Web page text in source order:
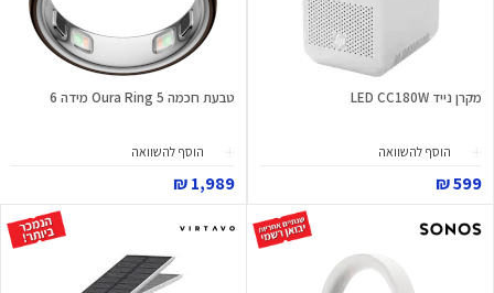
מקרן נייד LED CC180W
הוסף להשוואה
599 ₪
טבעת חכמה Oura Ring 5 מידה 6
הוסף להשוואה
1,989 ₪